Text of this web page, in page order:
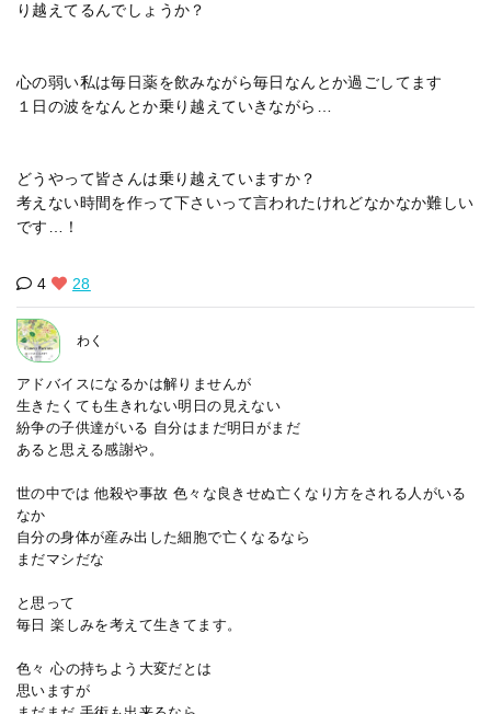
り越えてるんでしょうか？
心の弱い私は毎日薬を飲みながら毎日なんとか過ごしてます
１日の波をなんとか乗り越えていきながら…
どうやって皆さんは乗り越えていますか？
考えない時間を作って下さいって言われたけれどなかなか難しい
です…！
4 28
わく
アドバイスになるかは解りませんが
生きたくても生きれない明日の見えない
紛争の子供達がいる 自分はまだ明日がまだ
あると思える感謝や。
世の中では 他殺や事故 色々な良きせぬ亡くなり方をされる人がいる
なか
自分の身体が産み出した細胞で亡くなるなら
まだマシだな
と思って
毎日 楽しみを考えて生きてます。
色々 心の持ちよう大変だとは
思いますが